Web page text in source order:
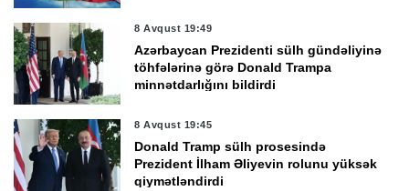
8 Avqust 19:49
Azərbaycan Prezidenti sülh gündəliyinə
töhfələrinə görə Donald Trampa
minnətdarlığını bildirdi
8 Avqust 19:45
Donald Tramp sülh prosesində
Prezident İlham Əliyevin rolunu yüksək
qiymətləndirdi